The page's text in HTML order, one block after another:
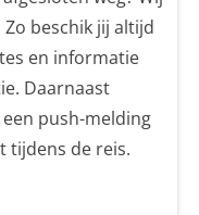
beschik jij altijd
en informatie
Daarnaast
push-melding
tijdens de reis.